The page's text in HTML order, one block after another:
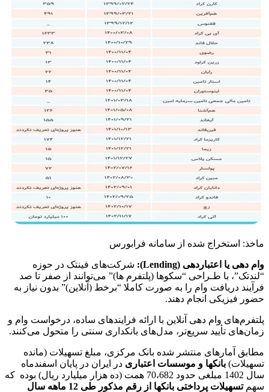
ماخذ: استخراج شده از سامانه فرابورس
وام­ دهی یا اعتباردهی (Lending
): شرکت‌های فین­تک در حوزه
“لندتک”، با طـراحی “سکوها (پلت­فرم ­ها)” می‌توانند از صفر تا صد
فرآیند دریافت وام را به صورت کاملا “برخط (آنلاین)” بدون نیاز به
حضور فیزیکی انجام دهند.
پلتفرم‌های وام ‌دهی آنلاین با ارائه فرایندهای ساده، درخواست وام و
زمان‌های تأیید سریع‌تر، مدل‌های بانکداری سنتی را متحول می‌کنند.
مطابق آمارهای منتشر شده بانک مرکزی، مبلغ تسهیلات (مانده
تسهیلات) بانک­ها و موسسات اعتباری در ایران در پایان اسفندماه
سال 1402 مبلغی حدود 70،682 همت (ده هزار میلیارد ریال) بوده که
سهم
تسهیلات پرداختی بانک­ها از رقم مذکور طی 12 ماهه سال